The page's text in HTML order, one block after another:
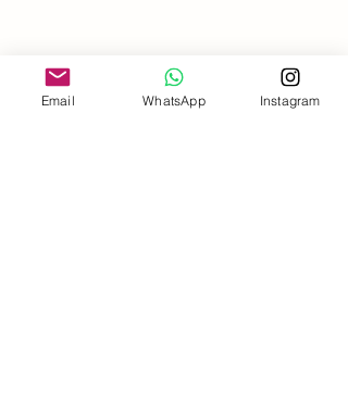
Compartilhe esse evento
Email WhatsApp Instagram